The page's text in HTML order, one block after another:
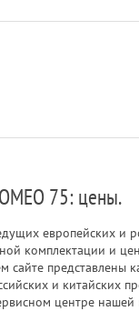
75: цены.
европейских и
комплектации и
представлены
и китайских
центре